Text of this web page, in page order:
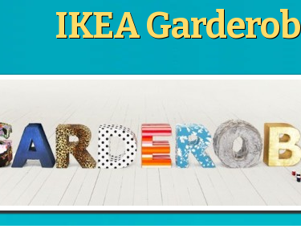
IKEA Garderob